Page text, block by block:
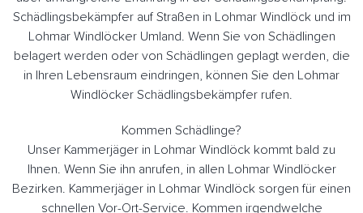
Schädlingsbekämpfer auf Straßen in Lohmar Windlöck und im
Lohmar Windlöcker Umland. Wenn Sie von Schädlingen
belagert werden oder von Schädlingen geplagt werden, die
in Ihren Lebensraum eindringen, können Sie den Lohmar
Windlöcker Schädlingsbekämpfer rufen.
Kommen Schädlinge?
Unser Kammerjäger in Lohmar Windlöck kommt bald zu
Ihnen. Wenn Sie ihn anrufen, in allen Lohmar Windlöcker
Bezirken. Kammerjäger in Lohmar Windlöck sorgen für einen
schnellen Vor-Ort-Service. Kommen irgendwelche